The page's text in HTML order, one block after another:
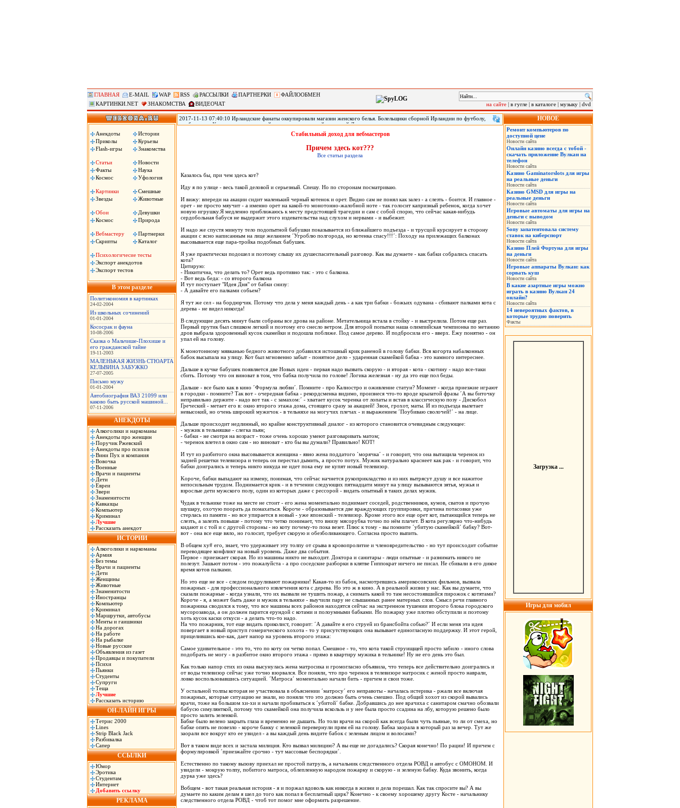
ГЛАВНАЯ E-MAIL WAP RSS РАССЫЛКИ ПАРТНЕРКИ
ФАЙЛООБМЕН
КАРТИНКИ.NET
ЗНАКОМСТВА ВИДЕОЧАТ на сайте | в гугле | в каталоге | музыку | dvd
Анекдоты
Истории
Приколы
Курьезы
Flash-игры
Знакомства
Статьи
Новости
Факты
Наука
Космос
Уфология
Картинки
Смешные
Звезды
Животные
Обои
Девушки
Космос
Природа
Вебмастеру
Партнерки
Скрипты
Каталог
Психологичесие тесты
Экспорт анекдотов
Экспорт тестов
В этом разделе
Политэкономия в картинках
24-02-2004
Из школьных сочинений
01-01-2004
Кососрак и фауна
10-08-2006
Сказка о Мальчише-Плохише и
его гражданской тайне
19-11-2003
МАЛЕНЬКАЯ ЖИЗНЬ СТЮАРТА
КЕЛЬВИНА ЗАБУЖКО
27-07-2005
Письмо мужу
01-01-2004
Автобиография ВАЗ 21099 или
каково быть русской машиной...
07-11-2006
АНЕКДОТЫ
Алкоголики и наркоманы
Анекдоты про женщин
Поручик Ржевский
Анекдоты про психов
Вини Пух и компания
Вовочка
Военные
Врачи и пациенты
Дети
Евреи
Звери
Знаменитости
Кавказцы
Компьютер
Криминал
Лучшие
Рассказать анекдот
ИСТОРИИ
Алкоголики и наркоманы
Армия
Без темы
Врачи и пациенты
Дети
Женщины
Животные
Знаменитости
Иностранцы
Компьютер
Криминал
Маршрутки, автобусы
Менты и гаишники
На дорогах
На работе
На рыбалке
Новые русские
Объявления из газет
Продавцы и покупатели
Психи
Пьянки
Студенты
Супруги
Теща
Лучшие
Рассказать историю
ОН-ЛАЙН ИГРЫ
Тетрис 2000
Lines
Strip Black Jack
Разбивалка
Сапер
ССЫЛКИ
Юмор
Эротика
Студентам
Интернет
Добавить ссылку
РЕКЛАМА
2017-11-13 07:40:10 Ирландские фанаты оккупировали магазин женского белья. Болельщики сборной Ирландии по футболу,
прибывшие в Копенгаген на стыковой матч с национальной командой Дании, устроили шумные овации посетителям магазина
женского белья Victoria s Secret. Ирландские фанаты приветствовали людей, выходящих из магазина, как будто те —
Стабильный доход для вебмастеров
Причем здесь кот???
Все статьи раздела
Казалось бы, при чем здесь кот?
Иду я по улице - весь такой деловой и серьезный. Спешу. Но по сторонам посматриваю.
И вижу: впереди на акации сидит маленький черный котенок и орет. Видно сам не понял как залез - а слезть - боится. И главное -
орет - не просто мяучит - а именно орет на какой-то монотонно-жалобной ноте - так голосит капризный ребенок, когда хочет
новую игрушку.Я медленно приближаюсь к месту предстоящей трагедии и сам с собой спорю, что сейчас какая-нибудь
сердобольная бабуся не выдержит этого издевательства над слухом и нервами - и выбежит.
И надо же спустя минуту тело подопытной бабушки показывается из ближайшего подъезда - и трусцой курсирует в сторону
акации с ясно написанным на лице желанием ´Угроблю полгорода, но котенка спасу!!!´: Походу на прилежащих балконах
высовывается еще пара-тройка подобных бабушек.
Я уже практически подошел и поэтому слышу их душеспасительный разговор. Как вы думаете - как бабки собрались спасать
кота?
Цитирую:
- Никитична, что делать то? Орет ведь противно так: - это с балкона.
- Вот ведь беда: - со второго балкона
И тут поступает "Идея Дня" от бабки снизу:
- А давайте его палками собьем?
Я тут же сел - на бордюрчик. Потому что дела у меня каждый день - а как три бабки - божьих одувана - сбивают палками кота с
дерева - не видел никогда!
В следующие десять минут были собраны все дрова на районе. Метательница встала в стойку - и выстрелила. Потом еще раз.
Первый прутик был слишком легкий и поэтому его снесло ветром. Для второй попытки наша олимпийская чемпионка по метанию
дров выбрала здоровенный кусок скамейки и подошла поближе. Под самое дерево. И подбросила его - вверх. Ежу понятно - он
упал ей на голову.
К монотонному мявканью бедного животного добавился истошный крик раненой в голову бабки. Вся когорта набалконных
бабок высыпала на улицу. Кот был мгновенно забыт - понятное дело - ударенная скамейкой бабка - это намного интереснее.
Дальше в кучке бабушек появляется две Новых идеи - первая надо вызвать скорую - и вторая - кота - скотину - надо все-таки
сбить. Потому что он виноват в том, что бабка получила по голове! Логика железная - ну да это еще пол беды.
Дальше - все было как в кино ´Формула любви´. Помните - про Калиостро и оживление статуи? Момент - когда приезжие играют
в городки - помните? Так вот - очередная бабка - рекордсменка видимо, произнеся что-то вроде крылатой фразы ´А вы биточку
неправильно держите - надо вот так - с замахом:´ - хватает кусок черенка от лопаты и встав в классическую позу - Дискобол
Греческий - метает его в: окно второго этажа дома, стоящего сразу за акацией! Звон, грохот, маты. И из подъезда вылетает
невысокий, но очень широкий мужичок - в тельняхе на могучих плечах - и выражением ´Поубиваю сволочей!´ - на лице.
Дальше происходит недлинный, но крайне конструктивный диалог - из которого становится очевидным следующее:
- мужик в тельняшке - слегка пьян;
- бабки - не смотря на возраст - тоже очень хорошо умеют разговаривать матом;
- черенок влетел в окно сам - но виноват - кто бы вы думали? Правильно! КОТ!
И тут из разбитого окна высовывается женщина - явно жена поддатого ´морячка´ - и говорит, что она вытащила черенок из
задней решетки телевизора и теперь он перестал дымить, а просто потух. Мужик натурально краснеет как рак - и говорит, что
бабки доигрались и теперь никто никуда не идет пока ему не купят новый телевизор.
Kороче, бабки выпадают на измену, понимая, что сейчас начнется рукоприкладство и из них вытрясут душу и все нажитое
непосильным трудом. Поднимается крик - и в течении следующих пятнадцати минут на улицу вызываются зятья, мужья и
взрослые дети мужского полу, один из которых даже с рессорой - видать опытный в таких делах мужик.
Чудак в тельнике тоже на месте не стоит - его жена моментально поднимает соседей, родственников, кумов, сватов и прочую
шушару, охочую поорать да помахаться. Короче - образовывается две враждующих группировки, причина потасовки уже
стерлась из памяти - но все упирается в новый - уже японский - телевизор. Кроме этого все еще орет кот, пытающийся теперь не
слезть, а залезть повыше - потому что четко понимает, что внизу мясорубка точно по нём плачет. В кота регулярно что-нибудь
кидают и с той и с другой стороны - но коту почему-то пока везет. Плюс к тому - вы помните ´убитую скамейкой´ бабку? Вот-
вот - она все еще вяло, но голосит, требует скорую и обезболивающего. Согласна просто выпить.
В общем xy# его, знает, что удерживает эту толпу от срыва в кровопролитие и членовредительство - но тут происходит событие
переводящее конфликт на новый уровень. Даже два события.
Первое - приезжает скорая. Но из машины никто не выходит. Доктора и санитары - люди опытные - и разнимать никого не
полезут. Зашьют потом - это пожалуйста - а про соседские разборки в клятве Гиппократ ничего не писал. Не сбивали в его дикое
время котов палками.
Но это еще не все - следом подруливают пожарники! Какая-то из бабок, насмотревшись америкосовских фильмов, вызвала
пожарных - для профессионального извлечения кота с дерева. Но это ж в кино. А в реальной жизни у нас. Как вы думаете, что
сказали пожарные - когда узнали, что их вызвали не тушить пожар, а снимать какой то там несостоявшийся пирожок с котятами?
Короче - я, а может быть даже и мужик в тельняхе - выучили пару не слышанных ранее матерных слов. Смысл речи главного
пожарника сводился к тому, что все машины всех районов находятся сейчас на экстренном тушении второго блока городского
мусорозавода, а он должен парится ерундой с котами и полоумными бабками. Но пожарку уже плотно обступили и поэтому
хоть кусок каски откуси - а делать что-то надо.
На что пожарник, тот еще видать приколист, говорит: ´А давайте я его струей из брансбойта собью?´ И если меня эта идея
повергает в новый приступ гомерического хохота - то у присутствующих она вызывает единогласную поддержку. И этот герой,
прицелившись кое-как, дает напор на уровень второго этажа:
Самое удивительное - это то, что по коту он четко попал. Смешное - то, что кота такой струищщей просто забило - иного слова
подобрать не могу - в разбитое окно второго этажа - прямо в квартиру мужика в тельнике! Ну не его день это был.
Как только напор стих из окна высунулась жена матросика и громогласно объявила, что теперь все действительно доигрались и
от воды телевизор сейчас уже точно взорвался. Bсе поняли, что про черенок в телевизоре матросик с женой просто наврали,
ловко воспользовавшись ситуацией. ´Матроса´ моментально начали бить - причем и свои тоже.
У остальной толпы которая не участвовала в объяснении ´матросу´ его неправоты - началась истерика - ржали все включая
пожарных, которые ситуацию не знали, но поняли что это должно быть очень смешно. Под общий хохот из скорой вывались
врачи, тоже на большом хи-хи и начали пробиваться к ´убитой´ бабке. Добравшись до нее врачиха с санитаром смачно обозвали
бабусю симулянткой, потому что скамейкой она получила вскользь и у нее была просто ссадина на лбу, которую решено было
просто залить зеленкой.
Бабке было велено закрыть глаза и временно не дышать. Но толи врачи на скорой как всегда были чуть пьяные, то ли от cмexa, нo
бабке опять не повезло - короче банку с зеленкой перевернули прям ей на голову. Бабка заорала в который раз за вечер. Tут же
заорали все вокруг кто ее увидел - а вы каждый день видите бабок с зеленым лицом и волосами?
Вот в таком виде всех и застала милиция. Кто вызвал милицию? А вы еще не догадались? Скорая конечно! По рации! И причем с
формулировкой ´приезжайте срочно - тут массовые беспорядки´.
Естественно по такому вызову приехал не простой патруль, а начальник следственного отдела РОВД и автобус с ОМОНОМ. И
увидели - мокрую толпу, побитого матроса, облепленную народом пожарку и скорую - и зеленую бабку. Куда звонить, когда
дурка уже здесь?
Вобщем - вот такая реальная история - я и поржал вдоволь как никогда в жизни и дела порешал. Как так спросите вы? А вы
думаете по каким делам я шел до того как попал в бесплатный цирк? Конечно - к своему хорошему другу Косте - начальнику
следственного отдела РОВД - чтоб тот помог мне оформить разрешение.
НОВОЕ
Ремонт компьютеров по
доступной цене
Новости сайта
Онлайн казино всегда с тобой -
скачать приложение Вулкан на
телефон
Новости сайта
Казино Gaminatorslots для игры
на реальные деньги
Новости сайта
Казино GMSD для игры на
реальные деньги
Новости сайта
Игровые автоматы для игры на
деньги с выводом
Новости сайта
Sony запатентовала систему
ставок на киберспорт
Новости сайта
Казино Плей Фортуна для игры
на деньги
Новости сайта
Игровые аппараты Вулкан: как
сорвать куш
Новости сайта
В какие азартные игры можно
играть в казино Вулкан 24
онлайн?
Новости сайта
14 невероятных фактов, в
которые трудно поверить
Факты
Загрузка ...
Игры для мобил